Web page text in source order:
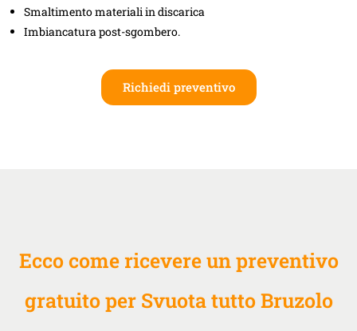
Smaltimento materiali in discarica
Imbiancatura post-sgombero.
Richiedi preventivo
Ecco come ricevere un preventivo
gratuito per Svuota tutto Bruzolo